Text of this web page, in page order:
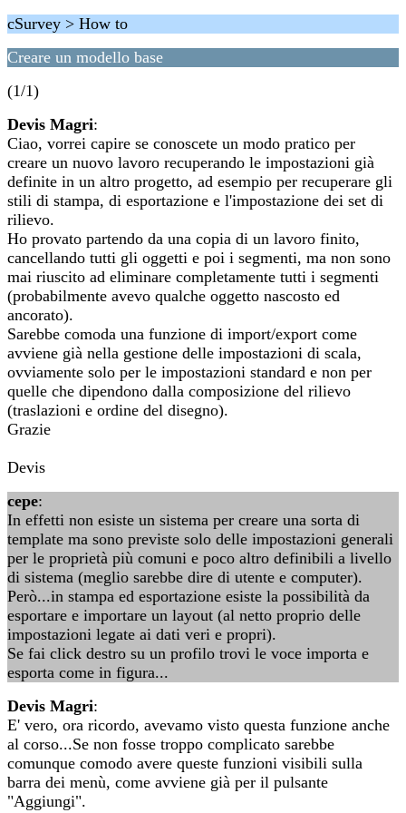
cSurvey > How to
Creare un modello base
(1/1)
Devis Magri:
Ciao, vorrei capire se conoscete un modo pratico per
creare un nuovo lavoro recuperando le impostazioni già
definite in un altro progetto, ad esempio per recuperare gli
stili di stampa, di esportazione e l'impostazione dei set di
rilievo.
Ho provato partendo da una copia di un lavoro finito,
cancellando tutti gli oggetti e poi i segmenti, ma non sono
mai riuscito ad eliminare completamente tutti i segmenti
(probabilmente avevo qualche oggetto nascosto ed
ancorato).
Sarebbe comoda una funzione di import/export come
avviene già nella gestione delle impostazioni di scala,
ovviamente solo per le impostazioni standard e non per
quelle che dipendono dalla composizione del rilievo
(traslazioni e ordine del disegno).
Grazie
Devis
cepe:
In effetti non esiste un sistema per creare una sorta di
template ma sono previste solo delle impostazioni generali
per le proprietà più comuni e poco altro definibili a livello
di sistema (meglio sarebbe dire di utente e computer).
Però...in stampa ed esportazione esiste la possibilità da
esportare e importare un layout (al netto proprio delle
impostazioni legate ai dati veri e propri).
Se fai click destro su un profilo trovi le voce importa e
esporta come in figura...
Devis Magri:
E' vero, ora ricordo, avevamo visto questa funzione anche
al corso...Se non fosse troppo complicato sarebbe
comunque comodo avere queste funzioni visibili sulla
barra dei menù, come avviene già per il pulsante
"Aggiungi".